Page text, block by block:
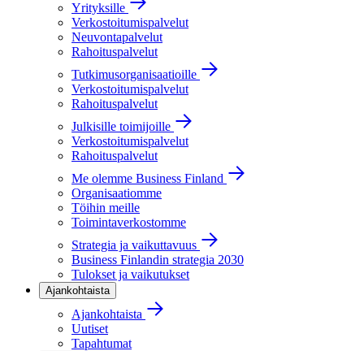
Yrityksille
Verkostoitumispalvelut
Neuvontapalvelut
Rahoituspalvelut
Tutkimusorganisaatioille
Verkostoitumispalvelut
Rahoituspalvelut
Julkisille toimijoille
Verkostoitumispalvelut
Rahoituspalvelut
Me olemme Business Finland
Organisaatiomme
Töihin meille
Toimintaverkostomme
Strategia ja vaikuttavuus
Business Finlandin strategia 2030
Tulokset ja vaikutukset
Ajankohtaista
Ajankohtaista
Uutiset
Tapahtumat